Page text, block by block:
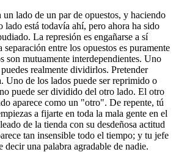
lado de un par de opuestos, y haciendo
lado está todavía ahí, pero ahora ha sido
La represión es engañarse a sí
entre los opuestos es puramente
son mutuamente interdependientes. Uno
realmente dividirlos. Pretender
Uno de los lados puede ser reprimido o
puede ser dividido del otro lado. El otro
aparece como un "otro". De repente, tú
a fijarte en toda la mala gente en el
de la tienda con su desdeñosa actitud
tan insensible todo el tiempo; y tu jefe
decir una palabra agradable de nadie.